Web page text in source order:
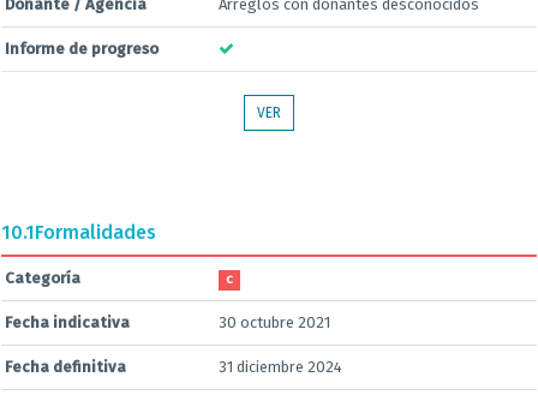
Donante / Agencia Arreglos con donantes desconocidos
Informe de progreso
VER
10.1Formalidades
Categoría C
Fecha indicativa 30 octubre 2021
Fecha definitiva 31 diciembre 2024